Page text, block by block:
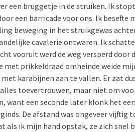
een bruggetje in de struiken. Ik
een barricade voor ons. Ik besefte
beweging in het struikgewas
cavalerie ontwaren. Ik
vooruit werd de weg versperd door
met prikkeldraad omheinde weide
karabijnen aan te vallen. Er zat
toevertrouwen, maar niet om
want een seconde later klonk het
De afstand was ongeveer vijftig
als ik mijn hand opstak, ze zich snel